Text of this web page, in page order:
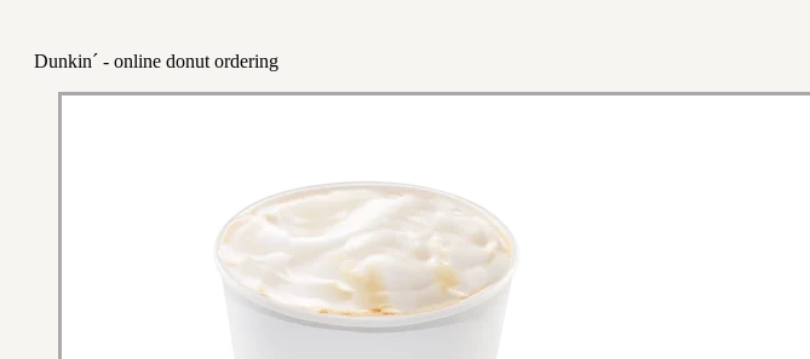
Dunkin´ - online donut ordering